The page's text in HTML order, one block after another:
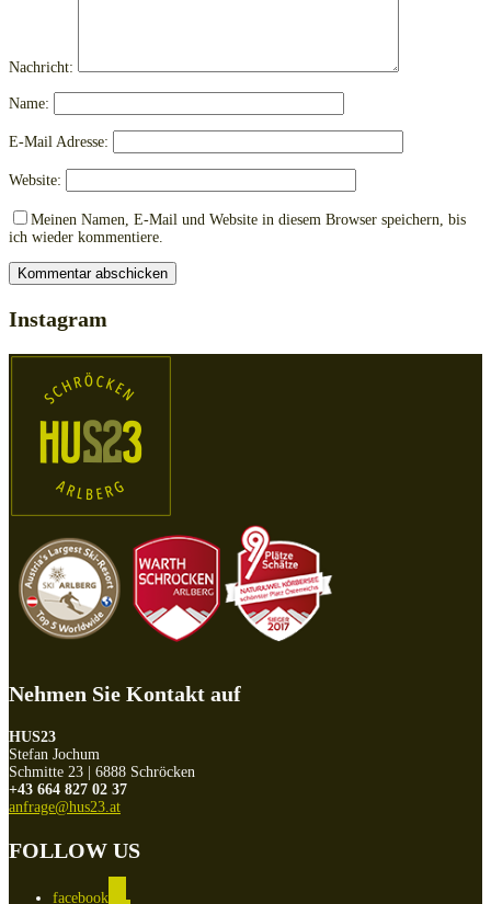
Nachricht:
Name:
E-Mail Adresse:
Website:
Meinen Namen, E-Mail und Website in diesem Browser speichern, bis
ich wieder kommentiere.
Instagram
Nehmen Sie Kontakt auf
HUS23
Stefan Jochum
Schmitte 23 | 6888 Schröcken
+43 664 827 02 37
anfrage@hus23.at
FOLLOW US
facebook